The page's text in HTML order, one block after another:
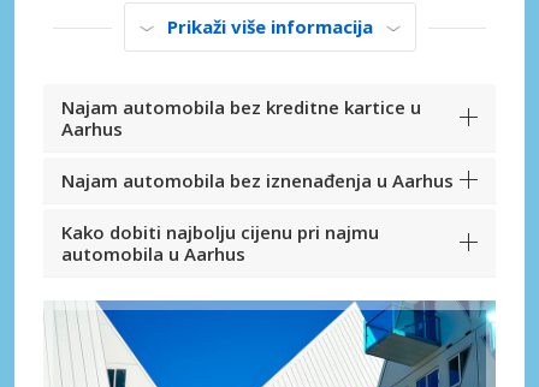
Prikaži više informacija
Najam automobila bez kreditne kartice u
Aarhus
Najam automobila bez iznenađenja u Aarhus
Kako dobiti najbolju cijenu pri najmu
automobila u Aarhus